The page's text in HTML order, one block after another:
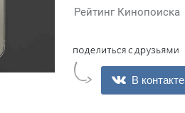
Рейтинг Кинопоиска
В контакте